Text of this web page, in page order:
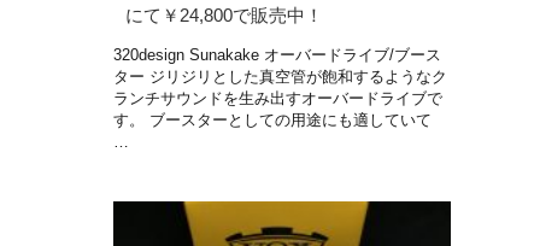
にて￥24,800で販売中！
320design Sunakake オーバードライブ/ブース
ター ジリジリとした真空管が飽和するようなク
ランチサウンドを生み出すオーバードライブで
す。 ブースターとしての用途にも適していて